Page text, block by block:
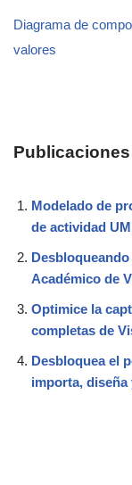
Diagrama de
valores
Modelado de
de actividad
Académico de
Optimice la
completas de
Desbloquea el
importa,